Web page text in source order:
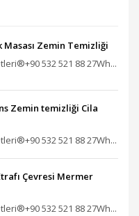
Masası Zemin Temizliği
532 521 88 27Wh...
Zemin temizliği Cila
532 521 88 27Wh...
Çevresi Mermer
532 521 88 27Wh...